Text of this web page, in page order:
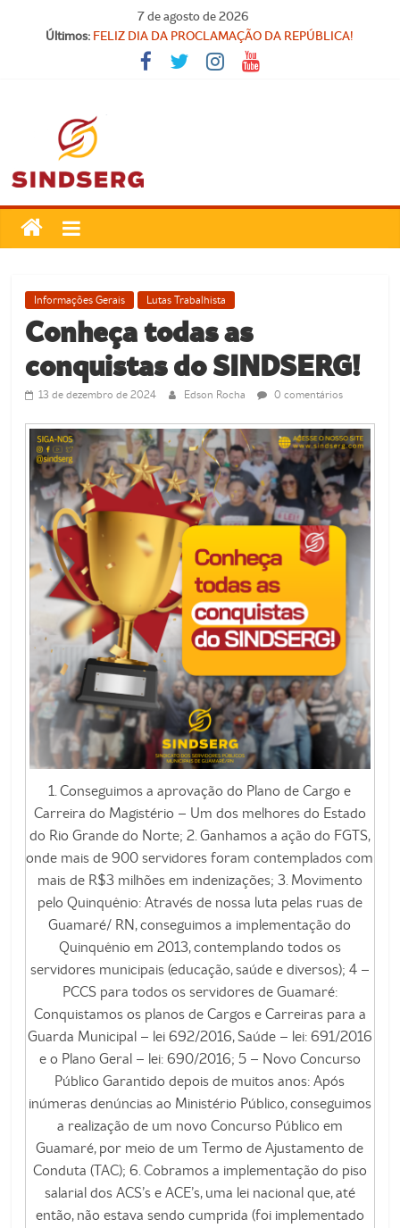
7 de agosto de 2026
Últimos:
SINDICATO FORTE, VOCÊ FORTE!
FELIZ DIA DA PROCLAMAÇÃO DA REPÚBLICA!
Parabéns, Convocados!
SindSerg
Guamaré
Sindicato
dos
Servidores
Públicos
Municipais
de
Guamaré
SINDSERG
Informações Gerais Lutas Trabalhista
Conheça todas as
conquistas do SINDSERG!
13 de dezembro de 2024 Edson Rocha 0 comentários
1. Conseguimos a aprovação do Plano de Cargo e
Carreira do Magistério – Um dos melhores do Estado
do Rio Grande do Norte; 2. Ganhamos a ação do FGTS,
onde mais de 900 servidores foram contemplados com
mais de R$3 milhões em indenizações; 3. Movimento
pelo Quinquênio: Através de nossa luta pelas ruas de
Guamaré/ RN, conseguimos a implementação do
Quinquênio em 2013, contemplando todos os
servidores municipais (educação, saúde e diversos); 4 –
PCCS para todos os servidores de Guamaré:
Conquistamos os planos de Cargos e Carreiras para a
Guarda Municipal – lei 692/2016, Saúde – lei: 691/2016
e o Plano Geral – lei: 690/2016; 5 – Novo Concurso
Público Garantido depois de muitos anos: Após
inúmeras denúncias ao Ministério Público, conseguimos
a realização de um novo Concurso Público em
Guamaré, por meio de um Termo de Ajustamento de
Conduta (TAC); 6. Cobramos a implementação do piso
salarial dos ACS’s e ACE’s, uma lei nacional que, até
então, não estava sendo cumprida (foi implementado